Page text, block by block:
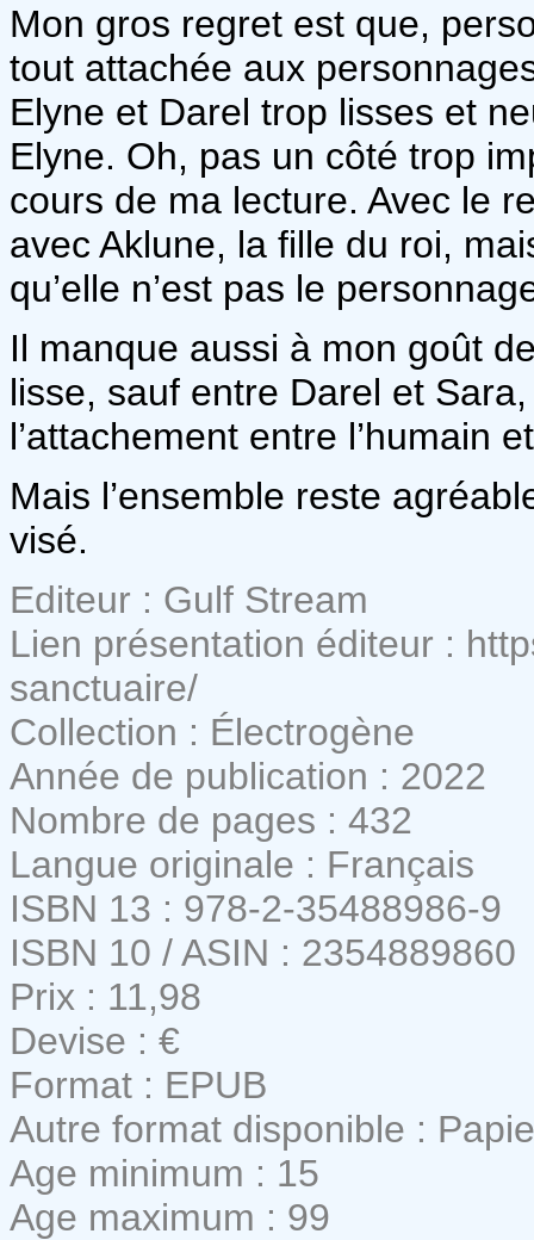
Mon gros regret est que,
tout attachée aux
Elyne et Darel trop lisses et
Elyne. Oh, pas un côté trop
cours de ma lecture. Avec le
avec Aklune, la fille du roi,
qu’elle n’est pas le
Il manque aussi à mon goût
lisse, sauf entre Darel et
l’attachement entre l’humain
Mais l’ensemble reste
visé.
Editeur : Gulf Stream
Lien présentation éditeur :
sanctuaire/
Collection : Électrogène
Année de publication : 2022
Nombre de pages : 432
Langue originale : Français
ISBN 13 : 978-2-35488986-9
ISBN 10 / ASIN : 2354889860
Prix : 11,98
Devise : €
Format : EPUB
Autre format disponible :
Age minimum : 15
Age maximum : 99